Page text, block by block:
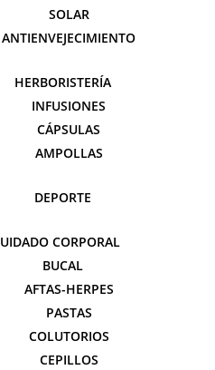
SOLAR
ANTIENVEJECIMIENTO
HERBORISTERÍA
INFUSIONES
CÁPSULAS
AMPOLLAS
DEPORTE
CORPORAL
BUCAL
AFTAS-HERPES
PASTAS
COLUTORIOS
CEPILLOS